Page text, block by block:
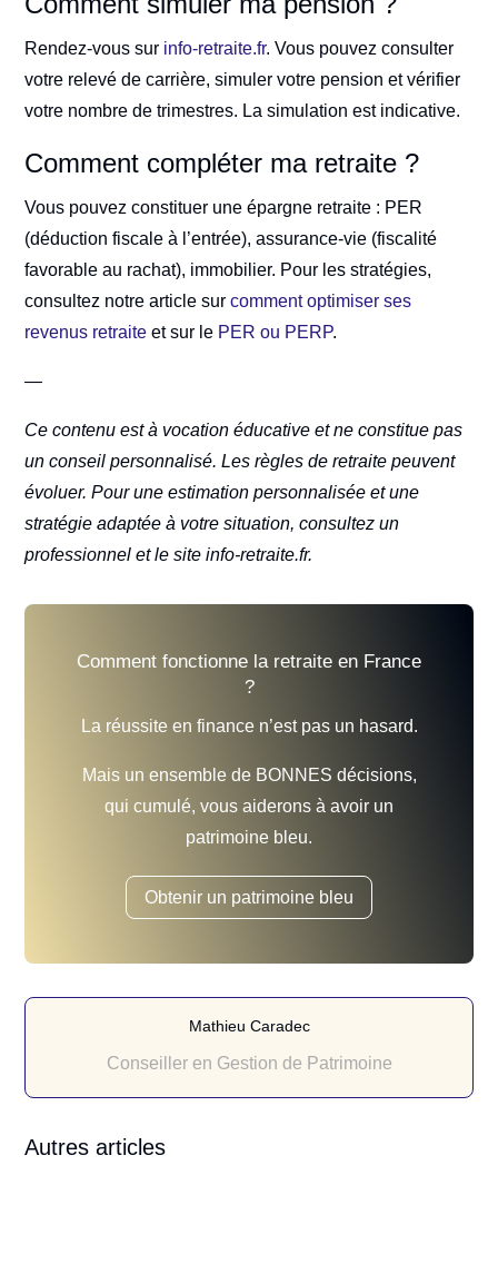
Rendez-vous sur info-retraite.fr. Vous pouvez consulter
votre relevé de carrière, simuler votre pension et vérifier
votre nombre de trimestres. La simulation est indicative.
Comment compléter ma retraite ?
Vous pouvez constituer une épargne retraite : PER
(déduction fiscale à l’entrée), assurance-vie (fiscalité
favorable au rachat), immobilier. Pour les stratégies,
consultez notre article surcomment optimiser ses
revenus retraite et sur le PER ou PERP.
—
Ce contenu est à vocation éducative et ne constitue pas
un conseil personnalisé. Les règles de retraite peuvent
évoluer. Pour une estimation personnalisée et une
stratégie adaptée à votre situation, consultez un
professionnel et le site info-retraite.fr.
Comment fonctionne la retraite en France
?
La réussite en finance n’est pas un hasard.
Mais un ensemble de BONNES décisions,
qui cumulé, vous aiderons à avoir un
patrimoine bleu.
Obtenir un patrimoine bleu
Mathieu Caradec
Conseiller en Gestion de Patrimoine
Autres articles